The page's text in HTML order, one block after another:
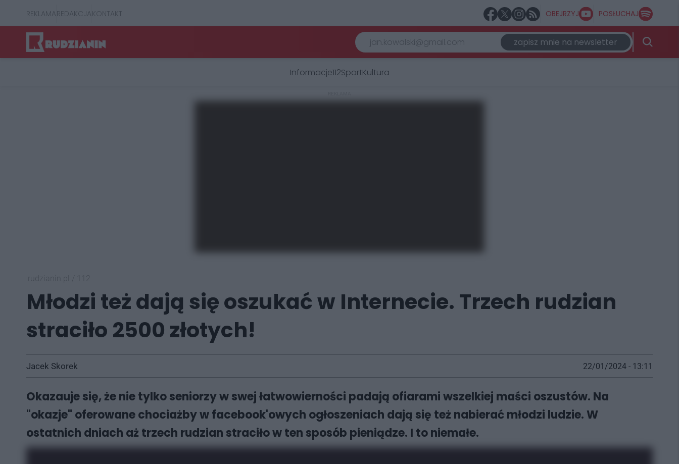
REKLAMAREDAKCJAKONTAKT OBEJRZYJ POSŁUCHAJ
zapisz mnie na newsletter
Informacje112SportKultura
Młodzi też dają się oszukać w Internecie. Trzech rudzian
straciło 2500 złotych!
Jacek Skorek 22/01/2024 - 13:11
Okazauje się, że nie tylko seniorzy w swej łatwowierności padają ofiarami wszelkiej maści oszustów. Na
"okazje" oferowane chociażby w facebook'owych ogłoszeniach dają się też nabierać młodzi ludzie. W
ostatnich dniach aż trzech rudzian straciło w ten sposób pieniądze. I to niemałe.